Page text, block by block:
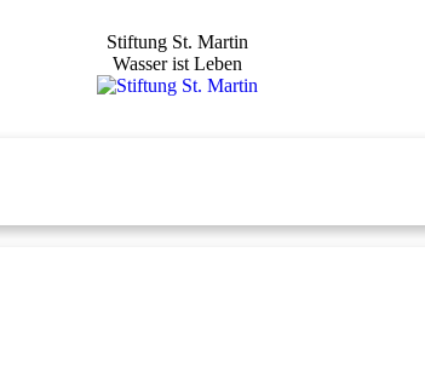
Stiftung St. Martin
Wasser ist Leben